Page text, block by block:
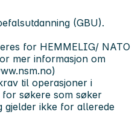
(GBU).
for HEMMELIG/ NATO
mer informasjon om
til operasjoner i
søkere som søker
gjelder ikke for allerede